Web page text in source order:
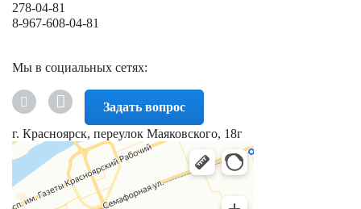
278-04-81
8-967-608-04-81
Мы в социальных сетях:
Задать вопрос
г. Красноярск, переулок Маяковского, 18г